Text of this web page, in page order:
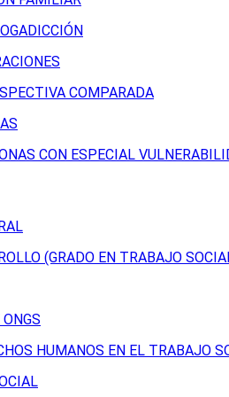
COMPARADA
CON ESPECIAL
(GRADO EN TRABAJO
HUMANOS EN EL TRABAJO